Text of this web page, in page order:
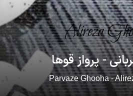
- پرواز قوها
Parvaze Ghooha -